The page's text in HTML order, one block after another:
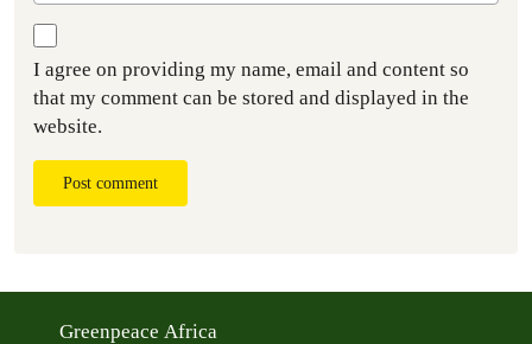
I agree on providing my name, email and content so
that my comment can be stored and displayed in the
website.
Post comment
Greenpeace Africa